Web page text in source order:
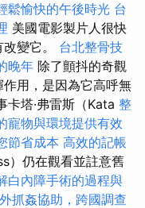
鬆愉快的午後時光 台
美國電影製片人很快
變它。 台北整骨技
晚年 除了顫抖的奇觀
用，是因為它高呼無
卡塔·弗雷斯（Kata 整
寵物與環境提供有效
節省成本 高效的記帳
）仍在觀看並註意舊
白內障手術的過程與
抓姦協助，跨國調查